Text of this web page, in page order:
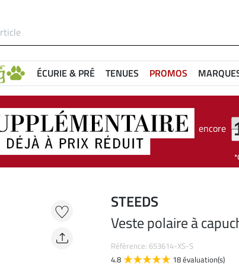
ÉCURIE & PRÉ TENUES PROMOS
encore
STEEDS
Veste polaire à
Référence: 653614-XS-S
4.8
18 évaluation(s)